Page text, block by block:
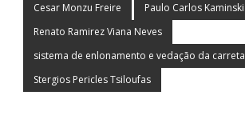
Cesar Monzu Freire
Paulo Carlos Kaminski
Renato Ramirez Viana Neves
sistema de enlonamento e vedação da carreta
Stergios Pericles Tsiloufas